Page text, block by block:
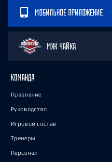
МОБИЛЬНОЕ ПРИЛОЖЕНИЕ
МХК ЧАЙКА
КОМАНДА
Правление
Руководство
Игровой состав
Тренеры
Персонал